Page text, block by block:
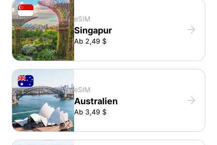
eSIM
Singapur
Ab 2,49 $
eSIM
Australien
Ab 3,49 $